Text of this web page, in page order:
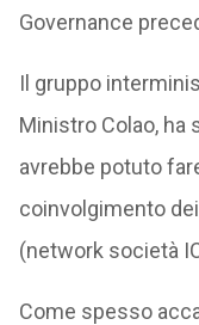
Governance
Il gruppo
Ministro Colao, ha
avrebbe potuto
coinvolgimento
(network società
Come spesso